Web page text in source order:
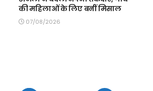
की महिलाओं के लिए बनीं मिसाल
07/08/2026